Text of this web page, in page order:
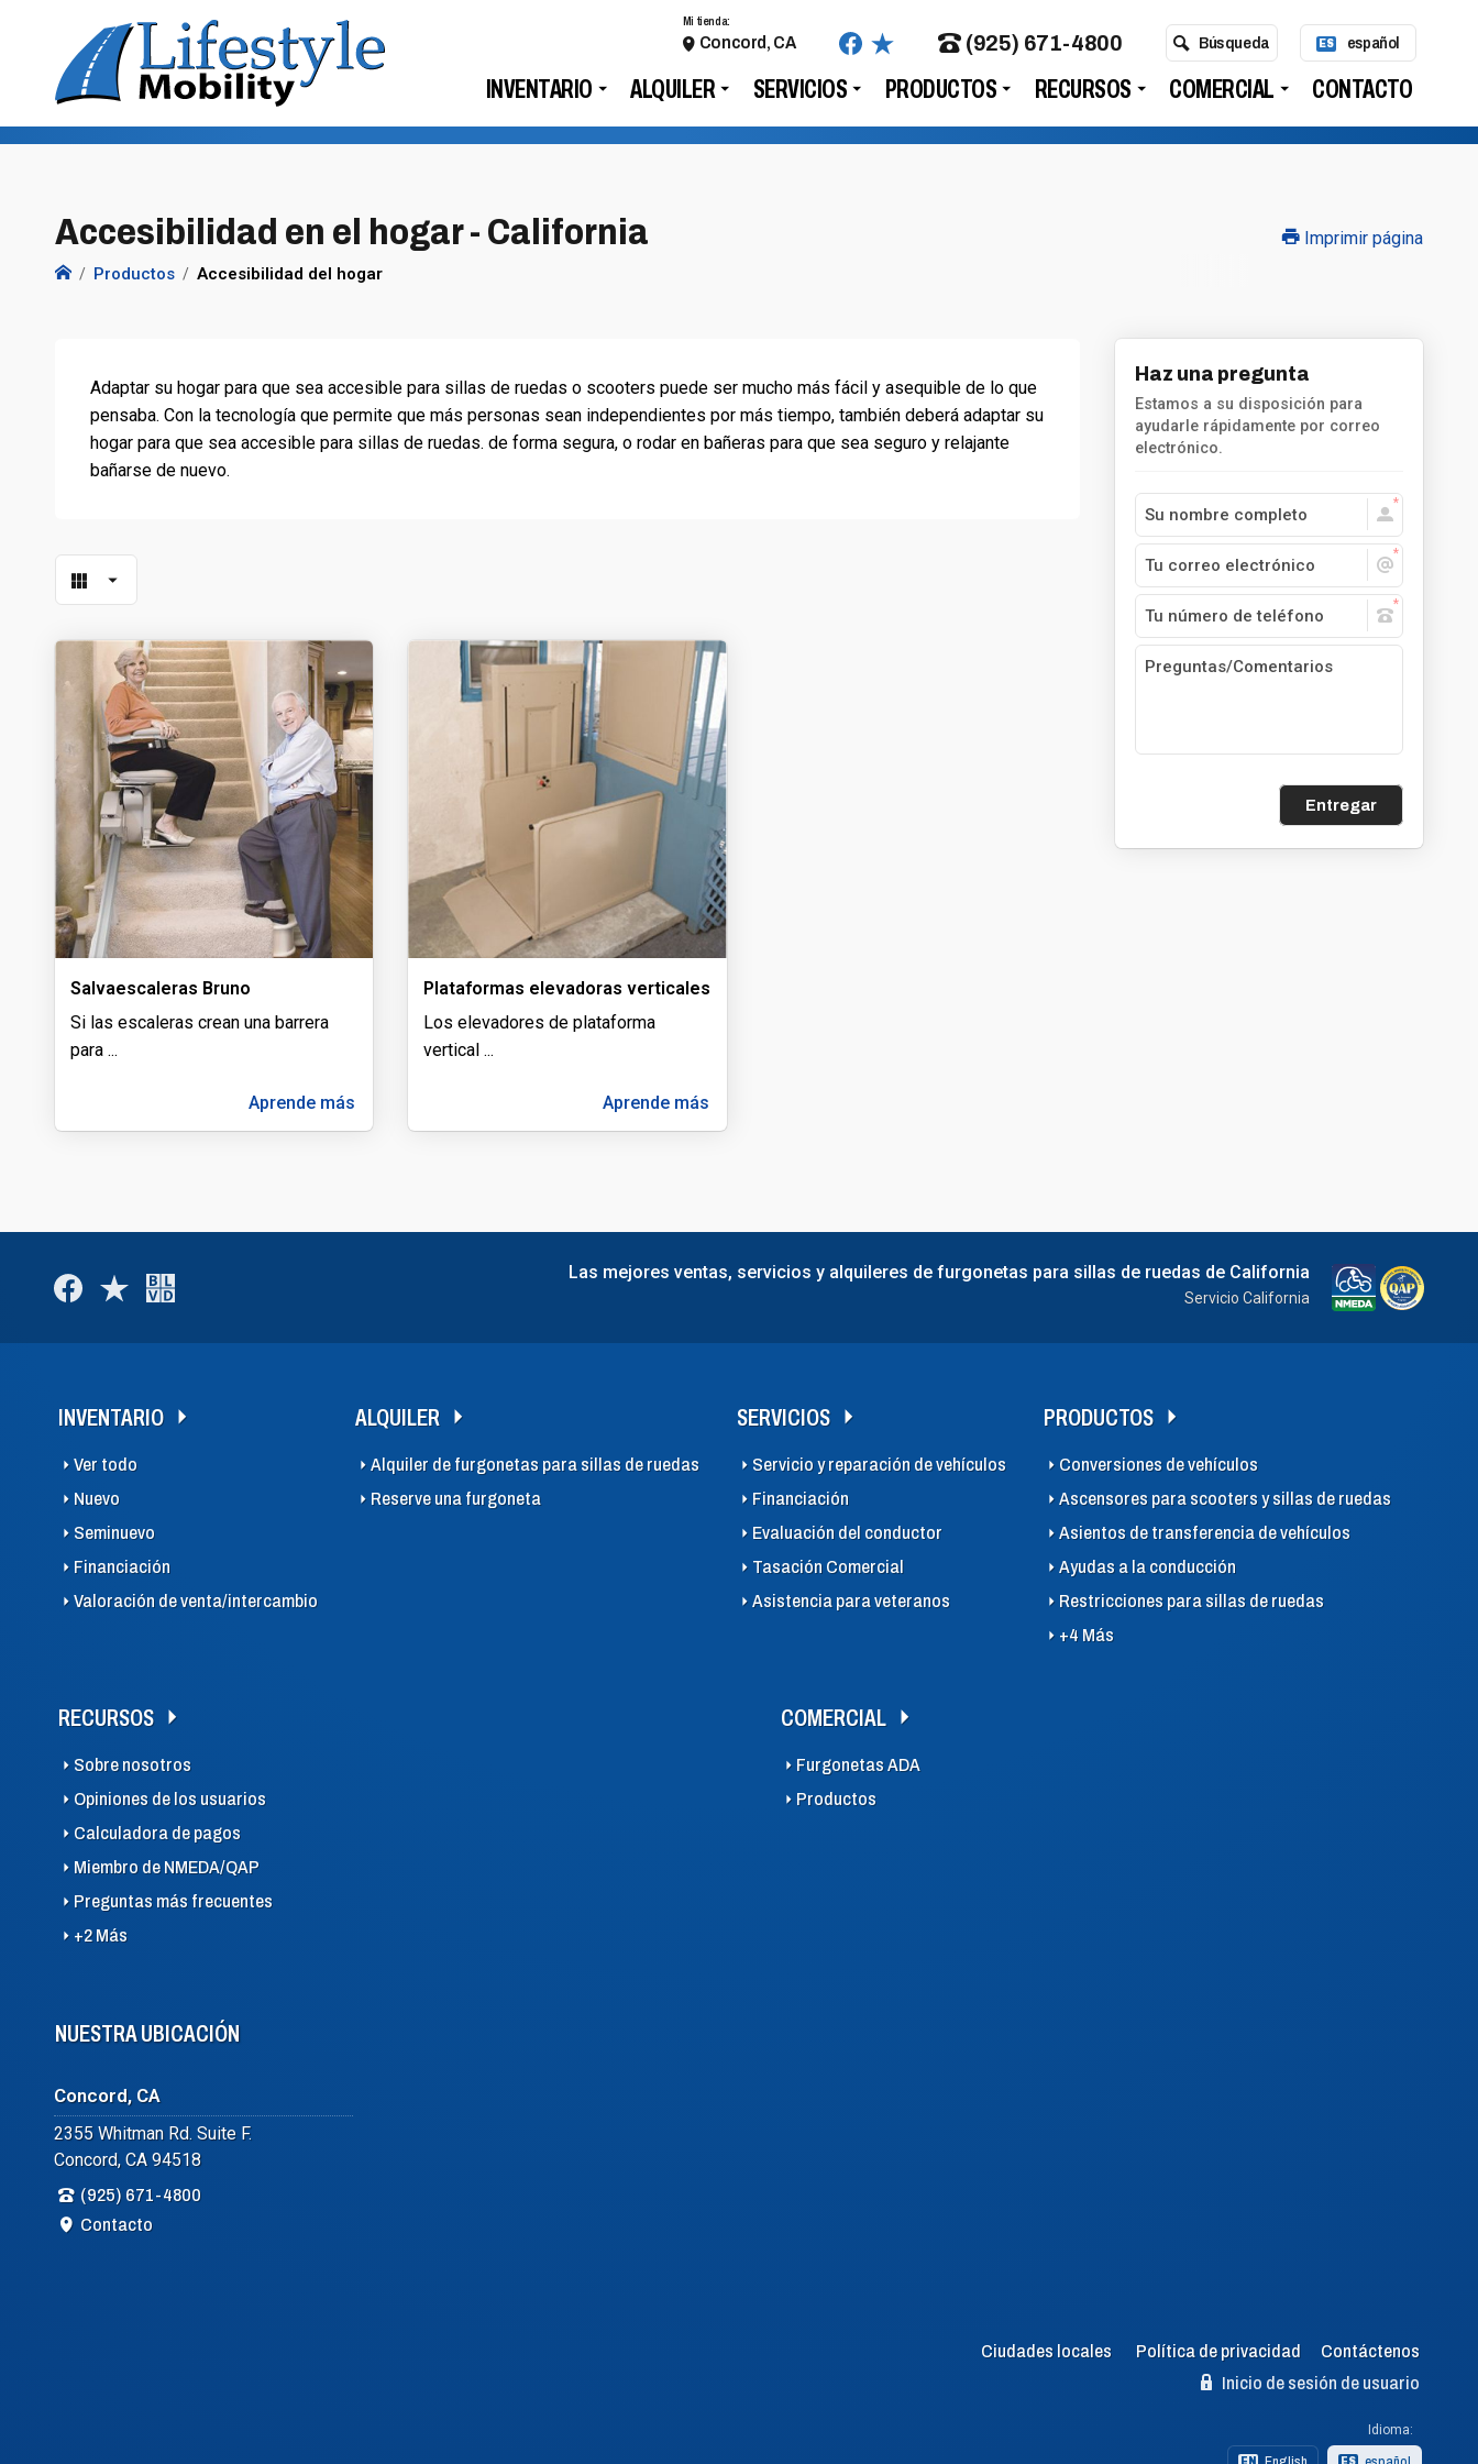
INVENTARIO ALQUILER SERVICIOS PRODUCTOS RECURSOS COMERCIAL CONTACTO
Mi tienda:
Concord, CA (925) 671-4800 Búsqueda ES español
Accesibilidad en el hogar - California
Productos Accesibilidad del hogar
Imprimir página
Adaptar su hogar para que sea accesible para sillas de ruedas o scooters puede ser mucho más fácil y asequible de lo que
pensaba. Con la tecnología que permite que más personas sean independientes por más tiempo, también deberá adaptar su
hogar para que sea accesible para sillas de ruedas. de forma segura, o rodar en bañeras para que sea seguro y relajante
bañarse de nuevo.
Salvaescaleras Bruno
Si las escaleras crean una barrera
para ...
Aprende más
Plataformas elevadoras verticales
Los elevadores de plataforma
vertical...
Aprende más
Haz una pregunta
Estamos a su disposición para
ayudarle rápidamente por correo
electrónico.
Entregar
Las mejores ventas, servicios y alquileres de furgonetas para sillas de ruedas de California
Servicio California
INVENTARIO
Ver todo
Nuevo
Seminuevo
Financiación
Valoración de venta/intercambio
ALQUILER
Alquiler de furgonetas para sillas de ruedas
Reserve una furgoneta
SERVICIOS
Servicio y reparación de vehículos
Financiación
Evaluación del conductor
Tasación Comercial
Asistencia para veteranos
PRODUCTOS
Conversiones de vehículos
Ascensores para scooters y sillas de ruedas
Asientos de transferencia de vehículos
Ayudas a la conducción
Restricciones para sillas de ruedas
+4 Más
RECURSOS
Sobre nosotros
Opiniones de los usuarios
Calculadora de pagos
Miembro de NMEDA/QAP
Preguntas más frecuentes
+2 Más
COMERCIAL
Furgonetas ADA
Productos
NUESTRA UBICACIÓN
Concord, CA
2355 Whitman Rd. Suite F.
Concord, CA 94518
(925) 671-4800
Contacto
Ciudades locales Política de privacidad
Contáctenos
Inicio de sesión de usuario
Idioma: